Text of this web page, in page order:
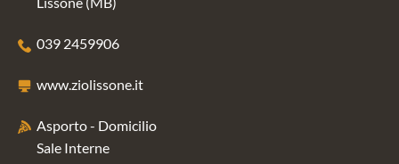
039 2459906
www.ziolissone.it
Asporto - Domicilio
Sale Interne